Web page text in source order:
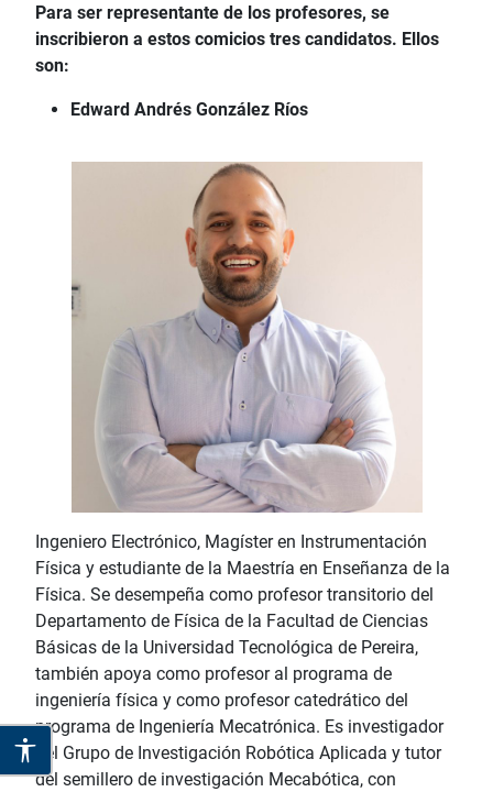
Para ser representante de los profesores, se
inscribieron a estos comicios tres candidatos. Ellos
son:
Edward Andrés González Ríos
Ingeniero Electrónico, Magíster en Instrumentación
Física y estudiante de la Maestría en Enseñanza de la
Física. Se desempeña como profesor transitorio del
Departamento de Física de la Facultad de Ciencias
Básicas de la Universidad Tecnológica de Pereira,
también apoya como profesor al programa de
ingeniería física y como profesor catedrático del
programa de Ingeniería Mecatrónica. Es investigador
del Grupo de Investigación Robótica Aplicada y tutor
del semillero de investigación Mecabótica, con